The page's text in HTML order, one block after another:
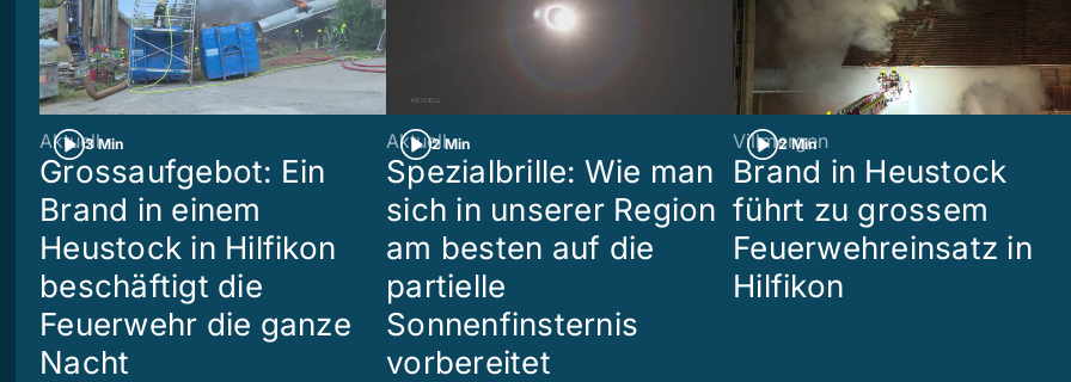
3 Min
Aktuell
Grossaufgebot: Ein
Brand in einem
Heustock in Hilfikon
beschäftigt die
Feuerwehr die ganze
Nacht
2 Min
Aktuell
Spezialbrille: Wie man
sich in unserer Region
am besten auf die
partielle
Sonnenfinsternis
vorbereitet
2 Min
Villmergen
Brand in Heustock
führt zu grossem
Feuerwehreinsatz in
Hilfikon